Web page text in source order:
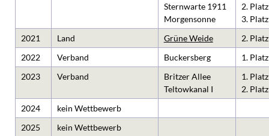
Sternwarte 1911
Morgensonne
2. Platz
3. Platz
2021
Land Grüne Weide
2. Platz
2022
Verband Buckersberg
1. Platz
2023
Verband
Britzer Allee
Teltowkanal I
1. Platz
2. Platz
2024
kein Wettbewerb
2025
kein Wettbewerb